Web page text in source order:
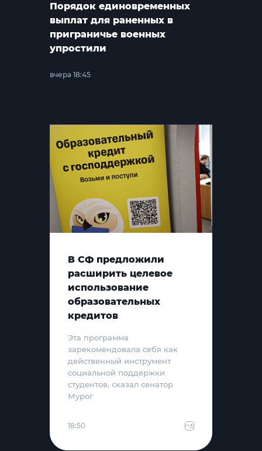
Порядок единовременных
выплат для раненных в
приграничье военных
упростили
вчера 18:45
В СФ предложили
расширить целевое
использование
образовательных
кредитов
Эта программа
зарекомендовала себя как
действенный инструмент
социальной поддержки
студентов, сказал сенатор
Мурог
18:50